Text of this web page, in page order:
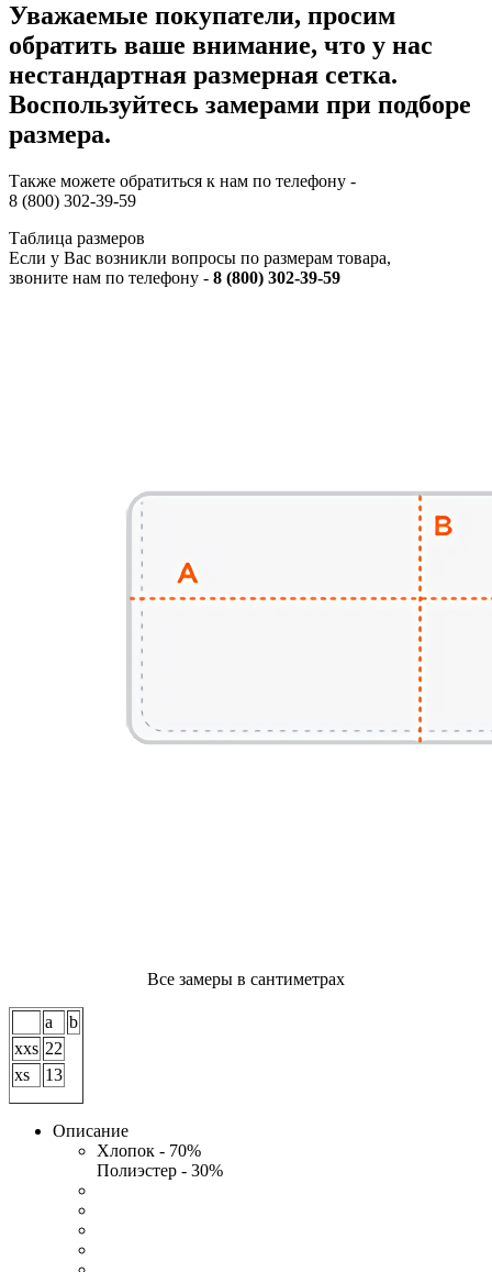
Уважаемые покупатели, просим
обратить ваше внимание, что у нас
нестандартная размерная сетка.
Воспользуйтесь замерами при подборе
размера.
Также можете обратиться к нам по телефону -
8 (800) 302-39-59
Таблица размеров
Если у Вас возникли вопросы по размерам товара,
звоните нам по телефону - 8 (800) 302-39-59
Все замеры в сантиметрах
a
b
xxs 22
xs
13
Описание
Хлопок - 70%
Полиэстер - 30%